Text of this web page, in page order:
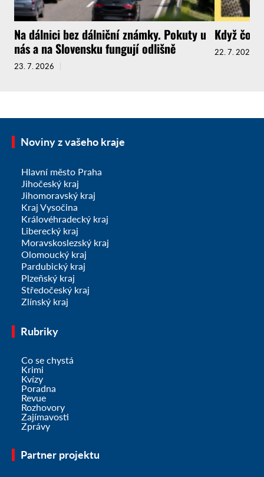
Na dálnici bez dálniční známky. Pokuty u
nás a na Slovensku fungují odlišně
23. 7. 2026
Když
22. 7. 2026
Noviny z vašeho kraje
Hlavní město Praha
Jihočeský kraj
Jihomoravský kraj
Kraj Vysočina
Královéhradecký kraj
Liberecký kraj
Moravskoslezský kraj
Olomoucký kraj
Pardubický kraj
Plzeňský kraj
Středočeský kraj
Zlínský kraj
Rubriky
Co se chystá
Krimi
Kvízy
Poradna
Revue
Rozhovory
Zajímavosti
Zprávy
Partner projektu